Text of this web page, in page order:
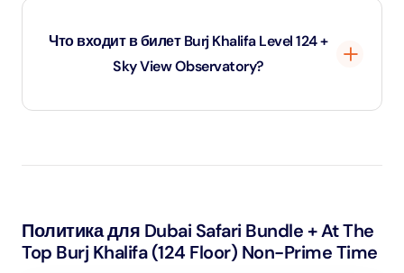
Что входит в билет Burj Khalifa Level 124 +
Sky View Observatory?
Политика для Dubai Safari Bundle + At The
Top Burj Khalifa (124 Floor) Non-Prime Time